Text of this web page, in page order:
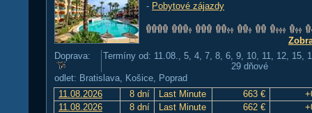
- Pobytové zájazdy
Doprava:
Termíny od: 11.08., 5, 4, 7, 8, 6, 9, 10, 11, 12, 15,
29 dňové
odlet: Bratislava, Košice, Poprad
11.08.2026
8 dní Last Minute 663 €
11.08.2026
8 dní Last Minute 662 €